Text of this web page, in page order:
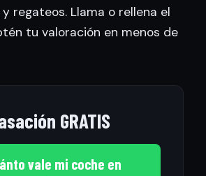
regateos. Llama o rellena el
tu valoración en menos de
GRATIS
vale mi coche en